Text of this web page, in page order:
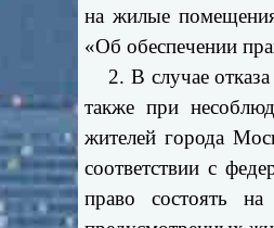
на жилые
«Об обеспечении
2. В случае отказа
также при
жителей города
соответствии с
право состоять